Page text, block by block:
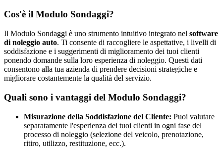
Cos'è il Modulo Sondaggi?
Il Modulo Sondaggi è uno strumento intuitivo integrato nel software
di noleggio auto. Ti consente di raccogliere le aspettative, i livelli di
soddisfazione e i suggerimenti di miglioramento dei tuoi clienti
ponendo domande sulla loro esperienza di noleggio. Questi dati
consentono alla tua azienda di prendere decisioni strategiche e
migliorare costantemente la qualità del servizio.
Quali sono i vantaggi del Modulo Sondaggi?
Misurazione della Soddisfazione del Cliente: Puoi valutare
separatamente l'esperienza dei tuoi clienti in ogni fase del
processo di noleggio (selezione del veicolo, prenotazione,
ritiro, utilizzo, restituzione, ecc.).